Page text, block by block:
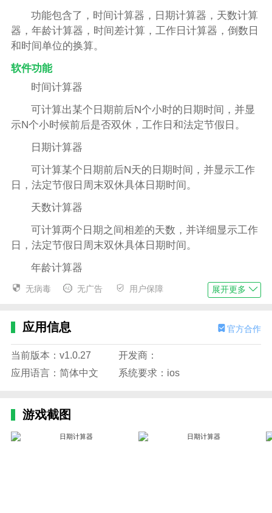
功能包含了，时间计算器，日期计算器，天数计算
器，年龄计算器，时间差计算，工作日计算器，倒数日
和时间单位的换算。
软件功能
时间计算器
可计算出某个日期前后N个小时的日期时间，并显
示N个小时候前后是否双休，工作日和法定节假日。
日期计算器
可计算某个日期前后N天的日期时间，并显示工作
日，法定节假日周末双休具体日期时间。
天数计算器
可计算两个日期之间相差的天数，并详细显示工作
日，法定节假日周末双休具体日期时间。
年龄计算器
可计算出出生日期至今的年龄，含虚岁，周岁，生
时间差计算器
可计算两个日期时间相差的天数，小时数，分钟
数。
可计算出上月，本月，下月或某个时间段的工作日
节日和周末双休的具体日期时间。
无病毒 无广告 用户保障 展开更多
应用信息 官方合作
当前版本：v1.0.27
开发商：
应用语言：简体中文
系统要求：ios
游戏截图